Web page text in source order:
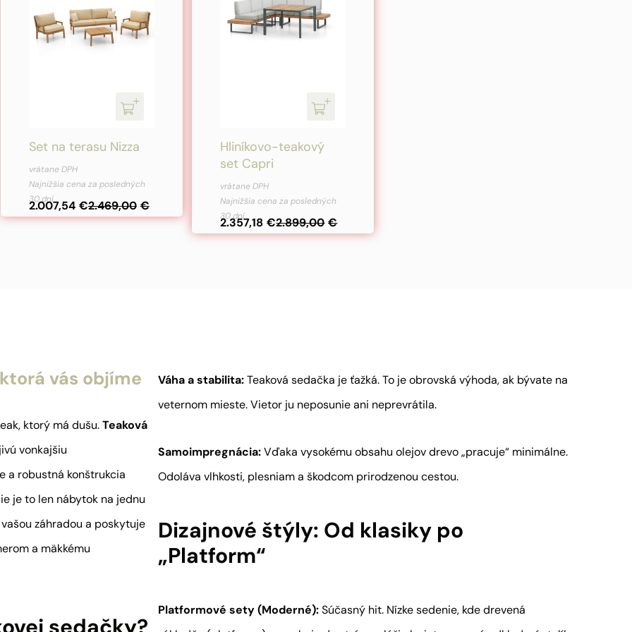
Set na terasu Nizza
2.469,00 €
Pôvodná
cena
bola:
2.469,00€.
2.007,54 €
Aktuálna
cena
je:
2.007,54€.
vrátane DPH
Najnižšia cena za posledných
30 dní
Hliníkovo-teakový
set Capri
2.899,00 €
Pôvodná
cena
bola:
2.899,00€.
2.357,18 €
Aktuálna
cena
je:
2.357,18€.
vrátane DPH
Najnižšia cena za posledných
30 dní
vás objíme
ktorý má dušu.Teaková
vonkajšiu
a robustná konštrukcia
je to len nábytok na jednu
záhradou a poskytuje
a mäkkému
sedačky?
Váha a stabilita:Teaková sedačka je ťažká. To je obrovská výhoda, ak bývate na
veternom mieste. Vietor ju neposunie ani neprevrátila.
Samoimpregnácia:Vďaka vysokému obsahu olejov drevo „pracuje“ minimálne.
Odoláva vlhkosti, plesniam a škodcom prirodzenou cestou.
Dizajnové štýly: Od klasiky po
„Platform“
Platformové sety (Moderné):Súčasný hit. Nízke sedenie, kde drevená